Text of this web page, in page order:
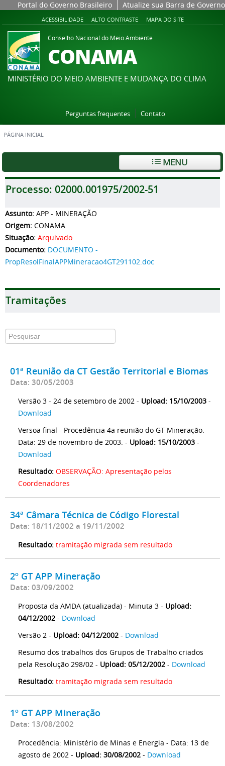
Portal do Governo Brasileiro Atualize sua Barra de Governo
ACESSIBILIDADE ALTO CONTRASTE MAPA DO SITE
Conselho Nacional do Meio Ambiente
CONAMA
MINISTÉRIO DO MEIO AMBIENTE E MUDANÇA DO CLIMA
Perguntas frequentes Contato
PÁGINA INICIAL
MENU
Processo: 02000.001975/2002-51
Assunto: APP - MINERAÇÃO
Origem: CONAMA
Situação: Arquivado
Documento: DOCUMENTO -
PropResolFinalAPPMineracao4GT291102.doc
Tramitações
01ª Reunião da CT Gestão Territorial e Biomas
Data: 30/05/2003
Versão 3 - 24 de setembro de 2002 - Upload: 15/10/2003 -
Download
Versoa final - Procedência 4a reunião do GT Mineração.
Data: 29 de novembro de 2003. - Upload: 15/10/2003 -
Download
Resultado: OBSERVAÇÃO: Apresentação pelos
Coordenadores
34ª Câmara Técnica de Código Florestal
Data: 18/11/2002 a 19/11/2002
Resultado: tramitação migrada sem resultado
2º GT APP Mineração
Data: 03/09/2002
Proposta da AMDA (atualizada) - Minuta 3 - Upload:
04/12/2002 - Download
Versão 2 - Upload: 04/12/2002 - Download
Resumo dos trabalhos dos Grupos de Trabalho criados
pela Resolução 298/02 - Upload: 05/12/2002 - Download
Resultado: tramitação migrada sem resultado
1º GT APP Mineração
Data: 13/08/2002
Procedência: Ministério de Minas e Energia - Data: 13 de
agosto de 2002 - Upload: 30/08/2002 - Download